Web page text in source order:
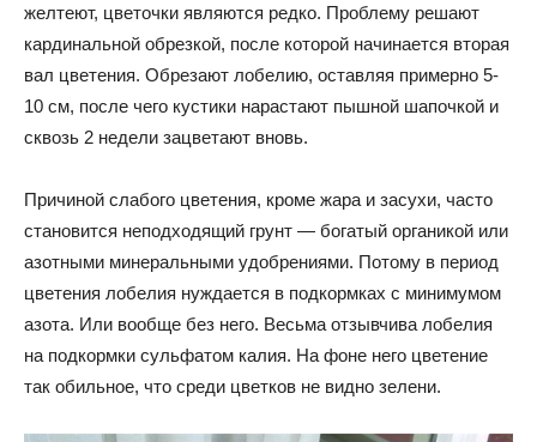
желтеют, цветочки являются редко. Проблему решают
кардинальной обрезкой, после которой начинается вторая
вал цветения. Обрезают лобелию, оставляя примерно 5-
10 см, после чего кустики нарастают пышной шапочкой и
сквозь 2 недели зацветают вновь.
Причиной слабого цветения, кроме жара и засухи, часто
становится неподходящий грунт — богатый органикой или
азотными минеральными удобрениями. Потому в период
цветения лобелия нуждается в подкормках с минимумом
азота. Или вообще без него. Весьма отзывчива лобелия
на подкормки сульфатом калия. На фоне него цветение
так обильное, что среди цветков не видно зелени.